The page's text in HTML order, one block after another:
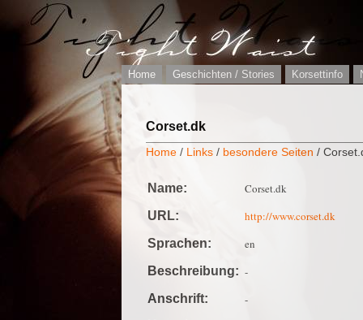
Home Geschichten / Stories Korsettinfo
Corset.dk
Home / Links / besondere Seiten /
Name: Corset.dk
URL: http://www.corset.dk
Sprachen: en
Beschreibung: -
Anschrift: -